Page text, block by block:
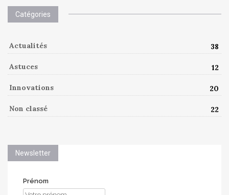
Catégories
Actualités 38
Astuces 12
Innovations 20
Non classé 22
Newsletter
Prénom